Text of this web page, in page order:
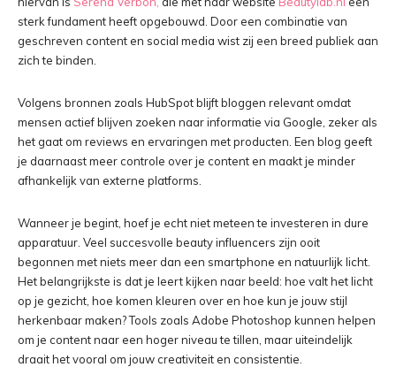
sterk fundament heeft opgebouwd. Door een combinatie van
geschreven content en social media wist zij een breed publiek aan
zich te binden.
Volgens bronnen zoals HubSpot blijft bloggen relevant omdat
mensen actief blijven zoeken naar informatie via Google, zeker als
het gaat om reviews en ervaringen met producten. Een blog geeft
je daarnaast meer controle over je content en maakt je minder
afhankelijk van externe platforms.
Wanneer je begint, hoef je echt niet meteen te investeren in dure
apparatuur. Veel succesvolle beauty influencers zijn ooit
begonnen met niets meer dan een smartphone en natuurlijk licht.
Het belangrijkste is dat je leert kijken naar beeld: hoe valt het licht
op je gezicht, hoe komen kleuren over en hoe kun je jouw stijl
herkenbaar maken? Tools zoals Adobe Photoshop kunnen helpen
om je content naar een hoger niveau te tillen, maar uiteindelijk
draait het vooral om jouw creativiteit en consistentie.